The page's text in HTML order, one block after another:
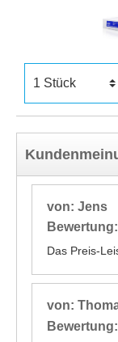
von: Jens
Bewertung:
Das Preis-
von:
Bewertung: